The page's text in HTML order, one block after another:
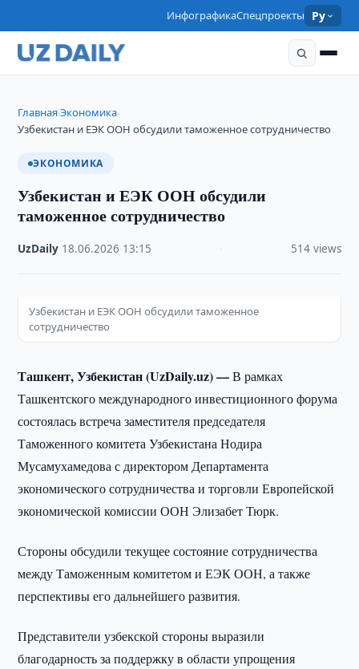
ИнфографикаСпецпроекты Ру
Главная›Экономика›
Узбекистан и ЕЭК ООН обсудили таможенное сотрудничество
ЭКОНОМИКА
Узбекистан и ЕЭК ООН обсудили
таможенное сотрудничество
UzDaily 18.06.2026 13:15 514 views
Узбекистан и ЕЭК ООН обсудили таможенное
сотрудничество
Ташкент, Узбекистан (UzDaily.uz) —В рамках
Ташкентского международного инвестиционного форума
состоялась встреча заместителя председателя
Таможенного комитета Узбекистана Нодира
Мусамухамедова с директором Департамента
экономического сотрудничества и торговли Европейской
экономической комиссии ООН Элизабет Тюрк.
Стороны обсудили текущее состояние сотрудничества
между Таможенным комитетом и ЕЭК ООН, а также
перспективы его дальнейшего развития.
Представители узбекской стороны выразили
благодарность за поддержку в области упрощения